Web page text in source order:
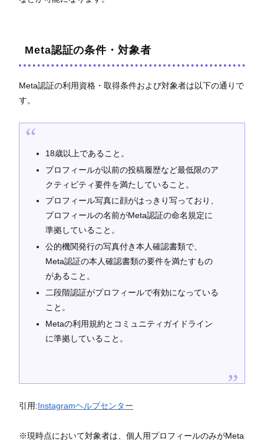
Meta認証の条件・対象者
Meta認証の利用資格・取得条件および対象者は以下の通りで
す。
18歳以上であること。
プロフィールが以前の投稿履歴など最低限のア
クティビティ要件を満たしていること。
プロフィール写真に顔がはっきり写っており、
プロフィールの名前がMeta認証の命名規定に
準拠していること。
公的機関発行の写真付き本人確認書類で、
Meta認証の本人確認書類の要件を満たすもの
があること。
二段階認証がプロフィールで有効になっている
こと。
Metaの利用規約とコミュニティガイドライン
に準拠していること。
引用:Instagramヘルプセンター
※現時点において対象者は、個人用プロフィールのみがMeta